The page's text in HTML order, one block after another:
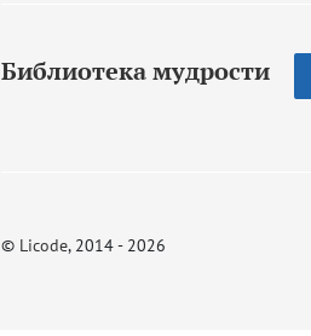
Библиотека мудрости
© Licode, 2014 - 2026